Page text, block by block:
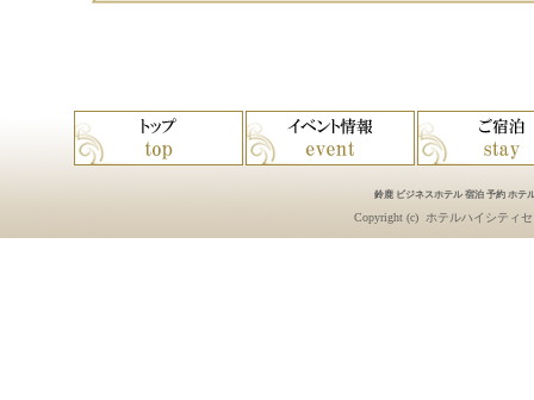
鈴鹿 ビジネスホテル 宿泊 予約 ホテ
Copyright (c) ホテルハイシティ